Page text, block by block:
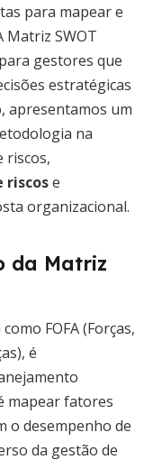
para mapear e
Matriz SWOT
gestores que
estratégicas
apresentamos um
na
riscos,
riscose
organizacional.
da Matriz
FOFA (Forças,
é
mapear fatores
o desempenho de
da gestão de